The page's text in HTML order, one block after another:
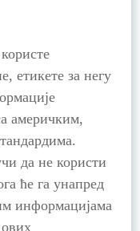
етикете за негу
америчким,
да не користи
ће га унапред
информацијама